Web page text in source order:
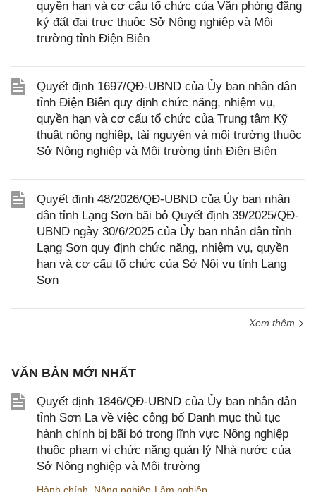
quyền hạn và cơ cấu tổ chức của Văn phòng đăng
ký đất đai trực thuộc Sở Nông nghiệp và Môi
trường tỉnh Điện Biên
Quyết định 1697/QĐ-UBND của Ủy ban nhân dân
tỉnh Điện Biên quy định chức năng, nhiệm vụ,
quyền hạn và cơ cấu tổ chức của Trung tâm Kỹ
thuật nông nghiệp, tài nguyên và môi trường thuộc
Sở Nông nghiệp và Môi trường tỉnh Điện Biên
Quyết định 48/2026/QĐ-UBND của Ủy ban nhân
dân tỉnh Lạng Sơn bãi bỏ Quyết định 39/2025/QĐ-
UBND ngày 30/6/2025 của Ủy ban nhân dân tỉnh
Lạng Sơn quy định chức năng, nhiệm vụ, quyền
hạn và cơ cấu tổ chức của Sở Nội vụ tỉnh Lạng
Sơn
Xem thêm
VĂN BẢN MỚI NHẤT
Quyết định 1846/QĐ-UBND của Ủy ban nhân dân
tỉnh Sơn La về việc công bố Danh mục thủ tục
hành chính bị bãi bỏ trong lĩnh vực Nông nghiệp
thuộc phạm vi chức năng quản lý Nhà nước của
Sở Nông nghiệp và Môi trường